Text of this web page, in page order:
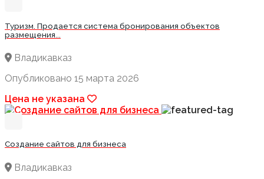
Туризм. Продается система бронирования объектов
размещения...
Владикавказ
Опубликовано 15 марта 2026
Цена не указана
Создание сайтов для бизнеса
Владикавказ